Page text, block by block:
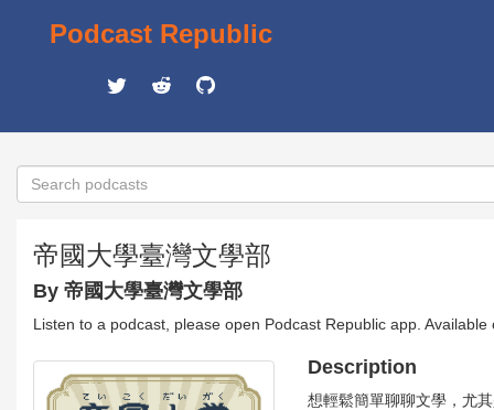
Podcast Republic
帝國大學臺灣文學部
By 帝國大學臺灣文學部
Listen to a podcast, please open Podcast Republic app.
Description
想輕鬆簡單聊聊文學，尤